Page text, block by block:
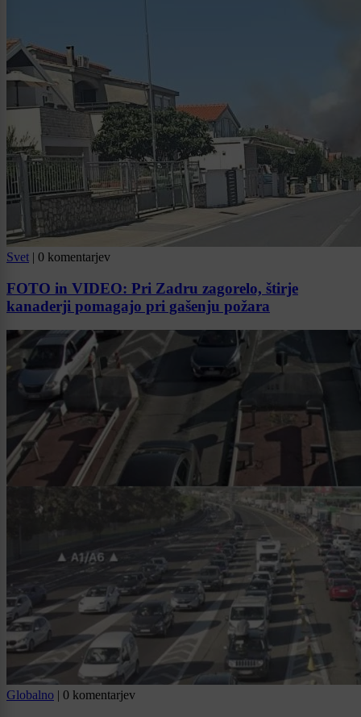
Svet | 0 komentarjev
FOTO in VIDEO: Pri Zadru zagorelo, štirje
kanaderji pomagajo pri gašenju požara
Globalno | 0 komentarjev